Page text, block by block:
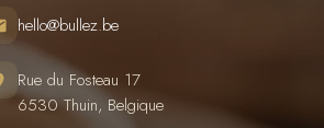
hello@bullez.be
Rue du Fosteau 17
6530 Thuin, Belgique